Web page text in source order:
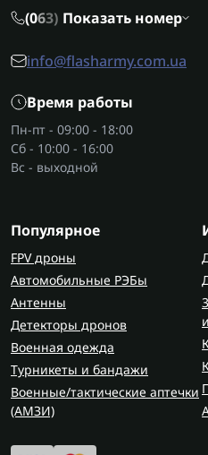
Flash Army собраны
модульных вариантов.
зависимости от задачи —
для боевых выходов.
(063) Показать номер
info@flasharmy.com.ua
Время работы
Пн-пт - 09:00 - 18:00
Сб - 10:00 - 16:00
Вс - выходной
Популярное
FPV дроны
Автомобильные РЭБы
Антенны
Детекторы дронов
Военная одежда
Турникеты и бандажи
Военные/тактические аптечки
(AMЗИ)